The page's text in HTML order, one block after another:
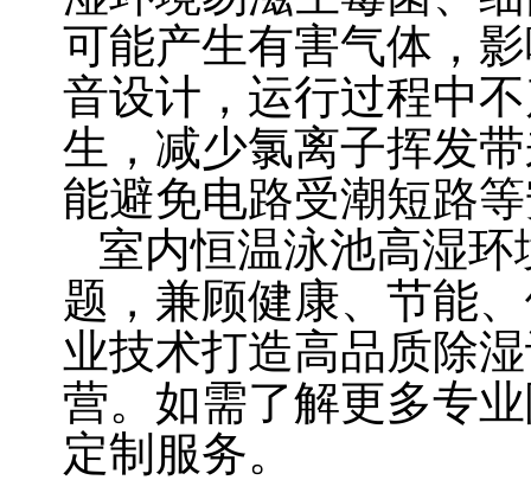
可能产生有害气体，
音设计，运行过程中
生，减少氯离子挥发
能避免电路受潮短路
室内恒温泳池高湿环
题，兼顾健康、节能
业技术打造高品质除
营。如需了解更多专
定制服务。